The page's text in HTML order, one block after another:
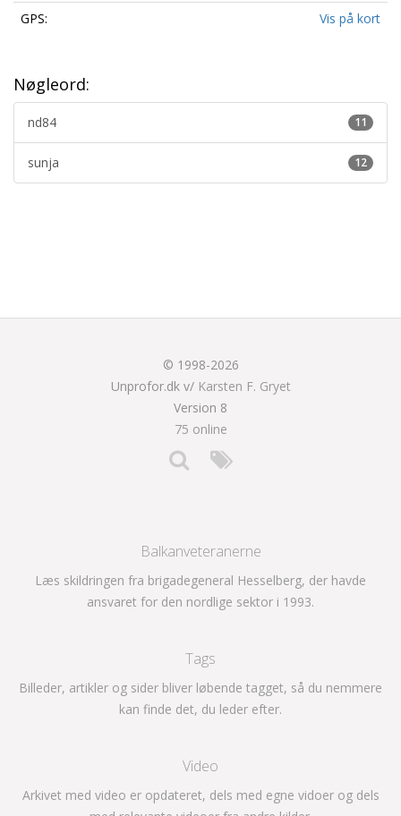
GPS:
Vis på kort
Nøgleord:
11
nd84
12
sunja
© 1998-2026
Unprofor.dk v/ Karsten F. Gryet
Version 8
75 online
Balkanveteranerne
Læs skildringen fra brigadegeneral Hesselberg, der havde
ansvaret for den nordlige sektor i 1993.
Tags
Billeder, artikler og sider bliver løbende tagget, så du nemmere
kan finde det, du leder efter.
Video
Arkivet med video er opdateret, dels med egne vidoer og dels